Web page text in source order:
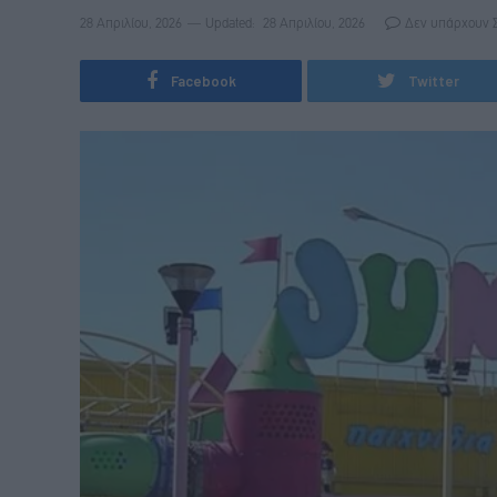
28 Απριλίου, 2026 Updated: 28 Απριλίου, 2026 Δεν υπάρχουν
Facebook Twitter